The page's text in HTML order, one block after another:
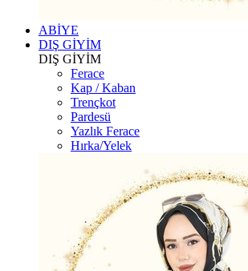
ABİYE
DIŞ GİYİM
DIŞ GİYİM
Ferace
Kap / Kaban
Trençkot
Pardesü
Yazlık Ferace
Hırka/Yelek